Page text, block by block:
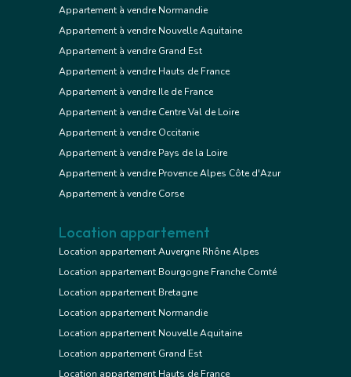
Appartement à vendre Normandie
Appartement à vendre Nouvelle Aquitaine
Appartement à vendre Grand Est
Appartement à vendre Hauts de France
Appartement à vendre Ile de France
Appartement à vendre Centre Val de Loire
Appartement à vendre Occitanie
Appartement à vendre Pays de la Loire
Appartement à vendre Provence Alpes Côte d'Azur
Appartement à vendre Corse
Location appartement
Location appartement Auvergne Rhône Alpes
Location appartement Bourgogne Franche Comté
Location appartement Bretagne
Location appartement Normandie
Location appartement Nouvelle Aquitaine
Location appartement Grand Est
Location appartement Hauts de France